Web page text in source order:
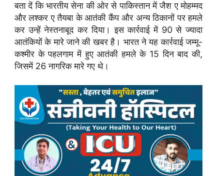
बता दें कि भारतीय सेना की ओर से पाकिस्तान में जैश ए मोहम्मद
और लश्कर ए तैयबा के आतंकी कैंप और अन्य ठिकानों पर हमले
कर उन्हें नेस्तनाबूद कर दिया। इस कार्रवाई में 90 से ज्यादा
आतंकियों के मारे जाने की खबर है। भारत ने यह कार्रवाई जम्मू-
कश्मीर के पहलगाम में हुए आतंकी हमले के 15 दिन बाद की,
जिसमें 26 नागरिक मारे गए थे।